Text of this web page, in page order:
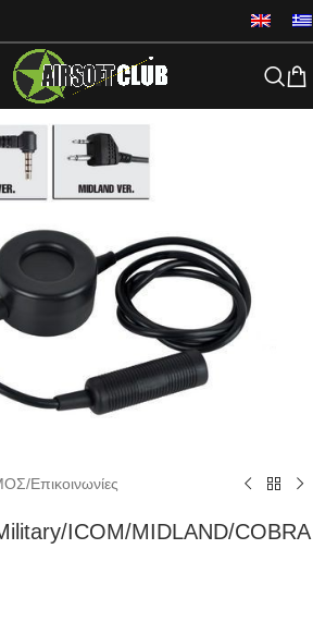
/Επικοινωνίες
ICOM/MIDLAND/COBRA